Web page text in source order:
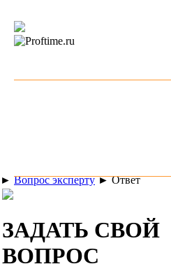
► Вопрос эксперту►Ответ
ЗАДАТЬ СВОЙ
ВОПРОС